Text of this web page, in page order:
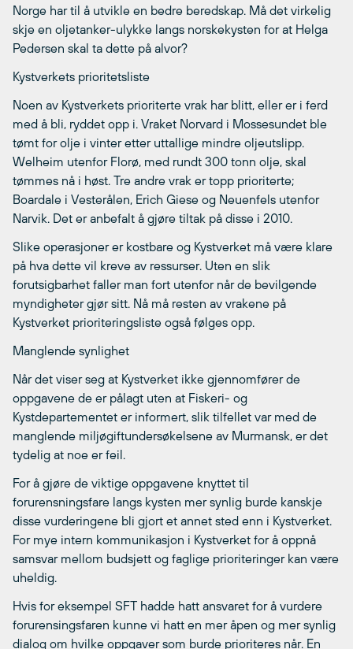
Norge har til å utvikle en bedre beredskap. Må det virkelig
skje en oljetanker-ulykke langs norskekysten for at Helga
Pedersen skal ta dette på alvor?
Kystverkets prioritetsliste
Noen av Kystverkets prioriterte vrak har blitt, eller er i ferd
med å bli, ryddet opp i. Vraket Norvard i Mossesundet ble
tømt for olje i vinter etter uttallige mindre oljeutslipp.
Welheim utenfor Florø, med rundt 300 tonn olje, skal
tømmes nå i høst. Tre andre vrak er topp prioriterte;
Boardale i Vesterålen, Erich Giese og Neuenfels utenfor
Narvik. Det er anbefalt å gjøre tiltak på disse i 2010.
Slike operasjoner er kostbare og Kystverket må være klare
på hva dette vil kreve av ressurser. Uten en slik
forutsigbarhet faller man fort utenfor når de bevilgende
myndigheter gjør sitt. Nå må resten av vrakene på
Kystverket prioriteringsliste også følges opp.
Manglende synlighet
Når det viser seg at Kystverket ikke gjennomfører de
oppgavene de er pålagt uten at Fiskeri- og
Kystdepartementet er informert, slik tilfellet var med de
manglende miljøgiftundersøkelsene av Murmansk, er det
tydelig at noe er feil.
For å gjøre de viktige oppgavene knyttet til
forurensningsfare langs kysten mer synlig burde kanskje
disse vurderingene bli gjort et annet sted enn i Kystverket.
For mye intern kommunikasjon i Kystverket for å oppnå
samsvar mellom budsjett og faglige prioriteringer kan være
uheldig.
Hvis for eksempel SFT hadde hatt ansvaret for å vurdere
forurensingsfaren kunne vi hatt en mer åpen og mer synlig
dialog om hvilke oppgaver som burde prioriteres når. En